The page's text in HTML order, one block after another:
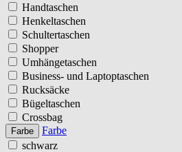
Handtaschen
Henkeltaschen
Schultertaschen
Shopper
Umhängetaschen
Business- und Laptoptaschen
Rucksäcke
Bügeltaschen
Crossbag
Farbe
Farbe
schwarz